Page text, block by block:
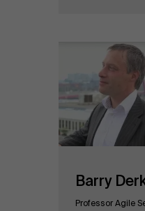
Barry
Professor Agile